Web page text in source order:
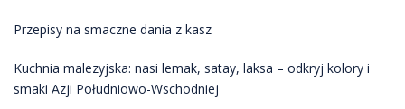
Przepisy na smaczne dania z kasz
Kuchnia malezyjska: nasi lemak, satay, laksa – odkryj kolory i
smaki Azji Południowo-Wschodniej